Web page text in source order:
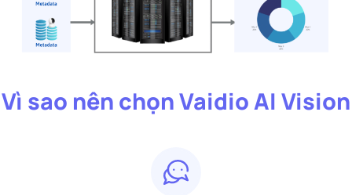
Vì sao nên chọn Vaidio AI Vision